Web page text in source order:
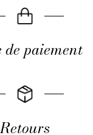
de paiement
Retours